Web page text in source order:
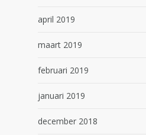
april 2019
maart 2019
februari 2019
januari 2019
december 2018